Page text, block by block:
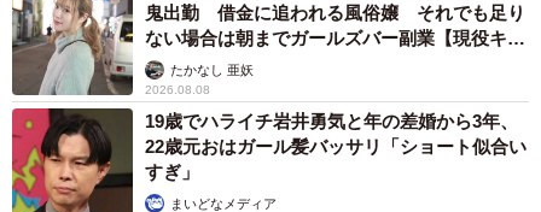
鬼出勤 借金に追われる風俗嬢 それでも足り
ない場合は朝までガールズバー副業【現役キャ
ストに取材】
たかなし 亜妖
2026.08.08
19歳でハライチ岩井勇気と年の差婚から3年、
22歳元おはガール髪バッサリ「ショート似合い
すぎ」
まいどなメディア